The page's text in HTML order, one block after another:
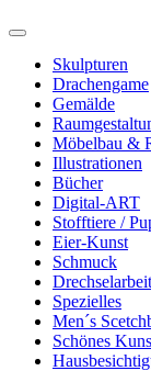
Skulpturen
Drachengame
Gemälde
Möbelbau &
Illustrationen
Bücher
Digital-ART
Stofftiere /
Eier-Kunst
Schmuck
Spezielles
Men´s
Schönes